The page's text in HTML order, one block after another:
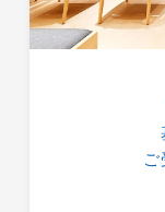
ご